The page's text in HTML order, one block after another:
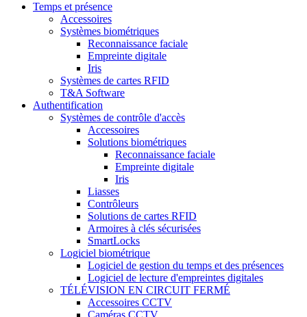
Temps et présence
Accessoires
Systèmes biométriques
Reconnaissance faciale
Empreinte digitale
Iris
Systèmes de cartes RFID
T&A Software
Authentification
Systèmes de contrôle d'accès
Accessoires
Solutions biométriques
Reconnaissance faciale
Empreinte digitale
Iris
Liasses
Contrôleurs
Solutions de cartes RFID
Armoires à clés sécurisées
SmartLocks
Logiciel biométrique
Logiciel de gestion du temps et des présences
Logiciel de lecture d'empreintes digitales
TÉLÉVISION EN CIRCUIT FERMÉ
Accessoires CCTV